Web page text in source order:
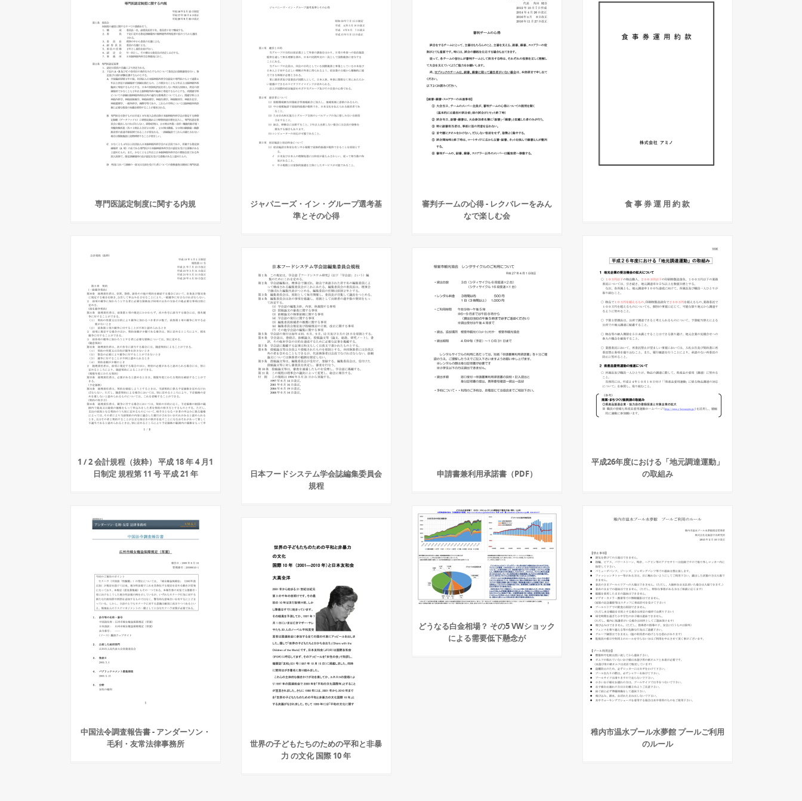
専門医認定制度に関する内規
ジャパニーズ・イン・グループ選考基
準とその心得
審判チームの心得 - レクバレーをみん
なで楽しむ会
食 事 券 運 用 約 款
1 / 2 会計規程（抜粋） 平成 18 年 4 月1
日制定 規程第 11 号 平成 21 年
平成26年度における「地元調達運動」
の取組み
日本フードシステム学会誌編集委員会
規程
申請書兼利用承諾書（PDF）
中国法令調査報告書 - アンダーソン・
毛利・友常法律事務所
どうなる白金相場？ その5 VWショック
による需要低下懸念が
稚内市温水プール水夢館 プールご利用
のルール
世界の子どもたちのための平和と非暴
力 の文化 国際 10 年